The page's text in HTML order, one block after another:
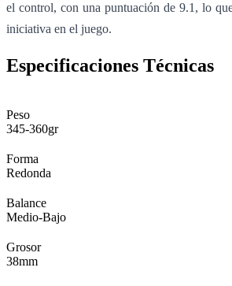
el control, con una puntuación de 9.1, lo
iniciativa en el juego.
Especificaciones Técnicas
Peso
345-360gr
Forma
Redonda
Balance
Medio-Bajo
Grosor
38mm